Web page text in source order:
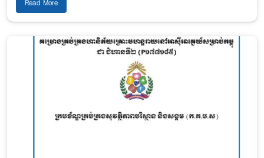
Read More